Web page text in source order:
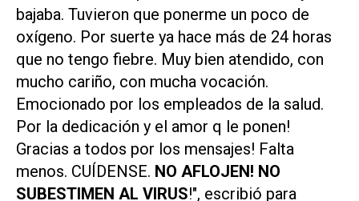
bajaba. Tuvieron que ponerme un poco de
oxígeno. Por suerte ya hace más de 24 horas
que no tengo fiebre. Muy bien atendido, con
mucho cariño, con mucha vocación.
Emocionado por los empleados de la salud.
Por la dedicación y el amor q le ponen!
Gracias a todos por los mensajes! Falta
menos. CUÍDENSE. NO AFLOJEN! NO
SUBESTIMEN AL VIRUS!", escribió para